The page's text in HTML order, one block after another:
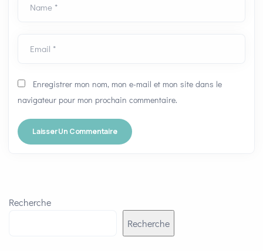
Name *
Email *
Enregistrer mon nom, mon e-mail et mon site dans le
navigateur pour mon prochain commentaire.
Recherche
Recherche